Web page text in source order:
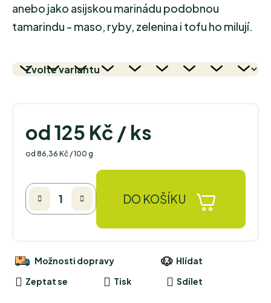
anebo jako asijskou marinádu podobnou
tamarindu - maso, ryby, zelenina i tofu ho milují.
od125 Kč / ks
Měrná cena:
od 86,36 Kč / 100 g
DO KOŠÍKU
Tisk
Zeptat se
Hlídat
Sdílet
Možnosti dopravy